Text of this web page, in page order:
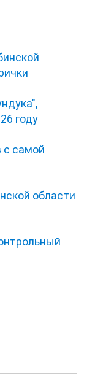
году
с самой
области